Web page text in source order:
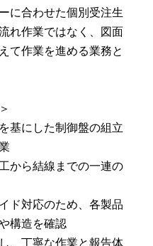
に合わせた個別受注生
れ作業ではなく、図面
て作業を進める業務と
基にした制御盤の組立
から結線までの一連の
ド対応のため、各製品
構造を確認
、丁寧な作業と報告体